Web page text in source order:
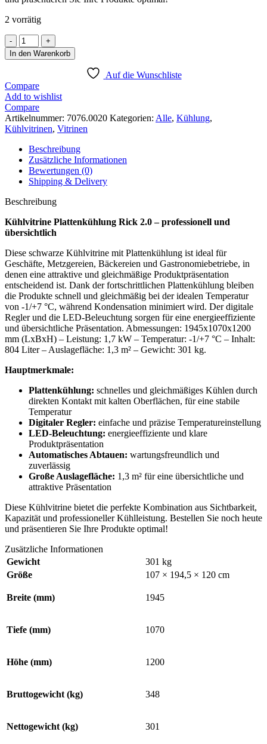
2 vorrätig
KÜHL
FLEISCHVITRINE
RICK
Menge
In den Warenkorb
Auf die Wunschliste
Compare
Add to wishlist
Compare
Artikelnummer: 7076.0020 Kategorien: Alle, Kühlung,
Kühlvitrinen, Vitrinen
Beschreibung
Zusätzliche Informationen
Bewertungen (0)
Shipping & Delivery
Beschreibung
Kühlvitrine Plattenkühlung Rick 2.0 – professionell und
übersichtlich
Diese schwarze Kühlvitrine mit Plattenkühlung ist ideal für
Geschäfte, Metzgereien, Bäckereien und Gastronomiebetriebe, in
denen eine attraktive und gleichmäßige Produktpräsentation
entscheidend ist. Dank der fortschrittlichen Plattenkühlung bleiben
die Produkte schnell und gleichmäßig bei der idealen Temperatur
von -1/+7 °C, während Kondensation minimiert wird. Der digitale
Regler und die LED-Beleuchtung sorgen für eine energieeffiziente
und übersichtliche Präsentation. Abmessungen: 1945x1070x1200
mm (LxBxH) – Leistung: 1,7 kW – Temperatur: -1/+7 °C – Inhalt:
804 Liter – Auslagefläche: 1,3 m² – Gewicht: 301 kg.
Hauptmerkmale:
Plattenkühlung: schnelles und gleichmäßiges Kühlen durch
direkten Kontakt mit kalten Oberflächen, für eine stabile
Temperatur
Digitaler Regler: einfache und präzise Temperatureinstellung
LED-Beleuchtung: energieeffiziente und klare
Produktpräsentation
Automatisches Abtauen: wartungsfreundlich und
zuverlässig
Große Auslagefläche: 1,3 m² für eine übersichtliche und
attraktive Präsentation
Diese Kühlvitrine bietet die perfekte Kombination aus Sichtbarkeit,
Kapazität und professioneller Kühlleistung. Bestellen Sie noch heute
und präsentieren Sie Ihre Produkte optimal!
Zusätzliche Informationen
Gewicht
301 kg
Größe
107 × 194,5 × 120 cm
Breite (mm) 1945
Tiefe (mm) 1070
Höhe (mm) 1200
Bruttogewicht (kg) 348
Nettogewicht (kg) 301